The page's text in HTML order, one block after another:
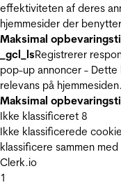
effektiviteten af deres
hjemmesider der
Maksimal
_gcl_lsRegistrerer
pop-up annoncer -
relevans på hjemmesiden.
Maksimal
Ikke klassificeret 8
Ikke klassificerede
klassificere sammen
Clerk.io
1